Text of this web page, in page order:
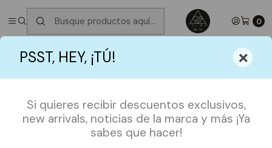
PSST, HEY, ¡TÚ! ×
Si quieres recibir descuentos exclusivos,
new arrivals, noticias de la marca y más ¡Ya
sabes que hacer!
0
✮ ⋆ ˚｡𖦹 ⋆｡°✩Próximos Despachos jueves 6 de Agosto
°✩
TAZAS